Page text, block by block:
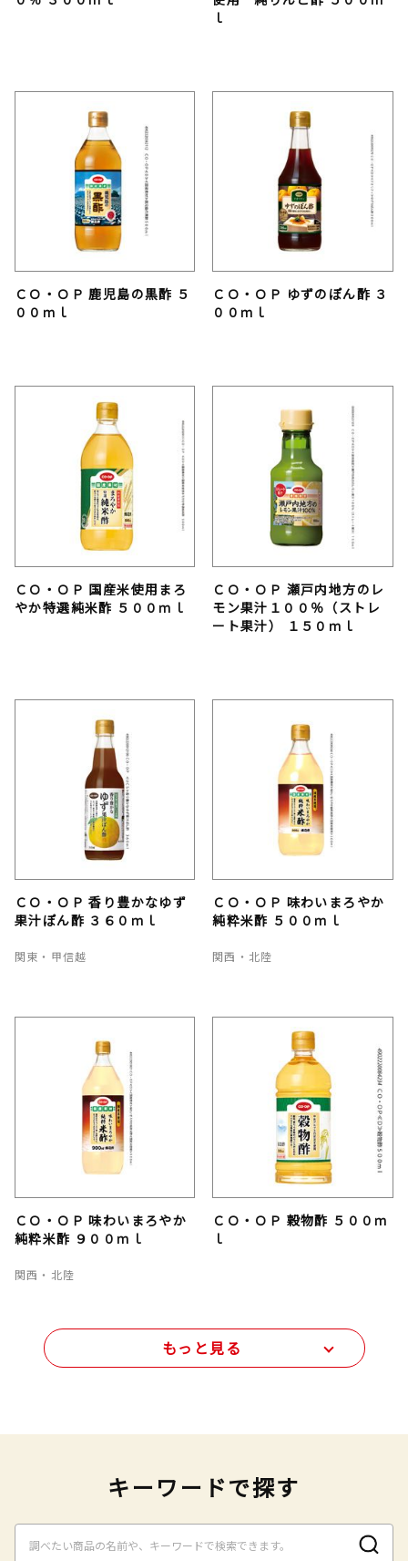
ｌ
ＣＯ・ＯＰ 鹿児島の黒酢 ５
００ｍｌ
ＣＯ・ＯＰ ゆずのぽん酢 ３
００ｍｌ
ＣＯ・ＯＰ 国産米使用まろ
やか特選純米酢 ５００ｍｌ
ＣＯ・ＯＰ 瀬戸内地方のレ
モン果汁１００％（ストレ
ート果汁） １５０ｍｌ
ＣＯ・ＯＰ 香り豊かなゆず
果汁ぽん酢 ３６０ｍｌ
関東・甲信越
ＣＯ・ＯＰ 味わいまろやか
純粋米酢 ５００ｍｌ
関西・北陸
ＣＯ・ＯＰ 味わいまろやか
純粋米酢 ９００ｍｌ
関西・北陸
ＣＯ・ＯＰ 穀物酢 ５００ｍ
ｌ
もっと見る
キーワードで探す